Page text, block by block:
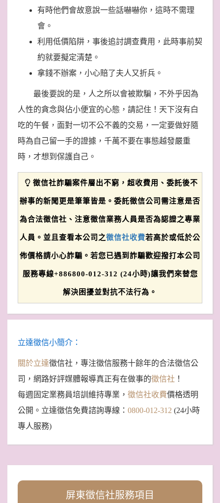
有時他們會故意說一些話嚇嚇你，這時不需理
會。
利用低價陷阱，事後追討調查費用，此時事前契
約就要擬定清楚。
拿錢不辦案，小心賠了夫人又折兵。
最後要說的是，人之所以會被欺騙，不外乎因為
人性的貪念與佔小便宜的心態，請記住！天下沒有白
吃的午餐，面對一切不公不義的交易，一定要做好隨
時為自己留一手的證據，千萬不要在事態越發嚴重
時，才想到保護自己。
徵信社詐騙案件層出不窮，超收費用、委託後不
辦事的新聞更是筆筆皆是。委託徵信公司需注意是否
為合法徵信社、注意徵信業務人員是否為認證之專業
人員。並且查看本公司之徵信社收費若高於或低於公
佈價格請小心詐騙。若您已遇到詐騙歡迎撥打本公司
服務專線+886800-012-312 (24小時)讓我們來替您
解決困擾並對抗不法行為。
立達徵信小簡介：
關於立達徵信社，專注徵信服務十餘年的合法徵信公
司，網路好評媒體報導真正有在做事的徵信社 ！
每週固定業務員培訓維持專業， 徵信社收費價格透明
公開。立達徵信免費諮詢專線： 0800-012-312 (24小時
專人服務)
屏東徵信社服務項目